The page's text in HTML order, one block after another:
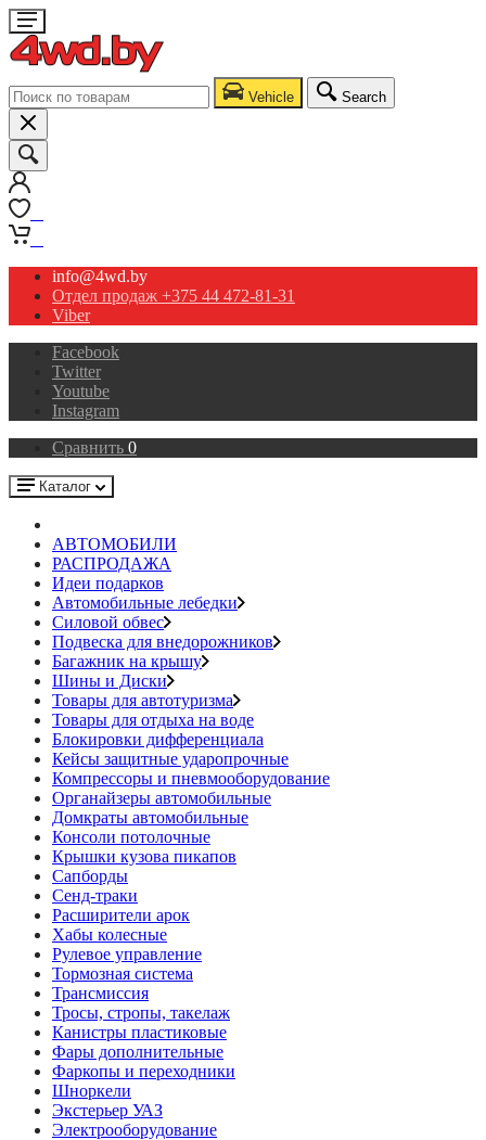
Vehicle Search
info@4wd.by
Отдел продаж +375 44 472-81-31
Viber
Facebook
Twitter
Youtube
Instagram
Сравнить 0
Каталог
АВТОМОБИЛИ
РАСПРОДАЖА
Идеи подарков
Автомобильные лебедки
Силовой обвес
Подвеска для внедорожников
Багажник на крышу
Шины и Диски
Товары для автотуризма
Товары для отдыха на воде
Блокировки дифференциала
Кейсы защитные ударопрочные
Компрессоры и пневмооборудование
Органайзеры автомобильные
Домкраты автомобильные
Консоли потолочные
Крышки кузова пикапов
Сапборды
Сенд-траки
Расширители арок
Хабы колесные
Рулевое управление
Тормозная система
Трансмиссия
Тросы, стропы, такелаж
Канистры пластиковые
Фары дополнительные
Фаркопы и переходники
Шноркели
Экстерьер УАЗ
Электрооборудование